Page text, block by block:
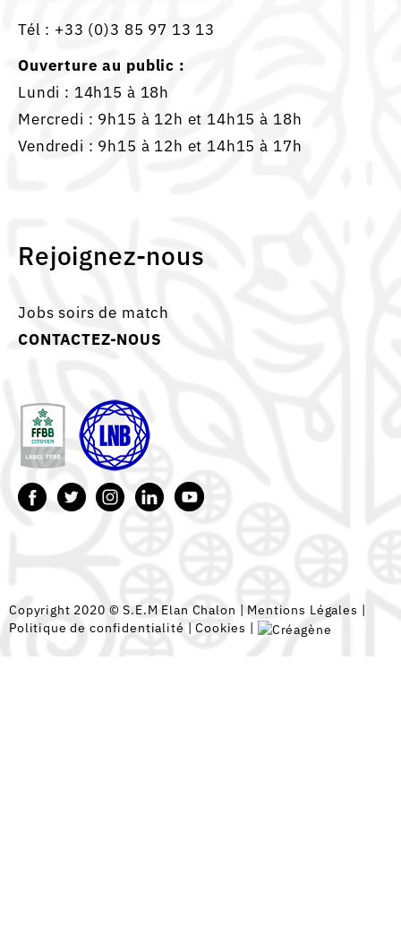
Tél : +33 (0)3 85 97 13 13
Ouverture au public :
Lundi : 14h15 à 18h
Mercredi : 9h15 à 12h et 14h15 à 18h
Vendredi : 9h15 à 12h et 14h15 à 17h
Rejoignez-nous
Jobs soirs de match
CONTACTEZ-NOUS
Copyright 2020 © S.E.M Elan Chalon | Mentions Légales |
Politique de confidentialité |Cookies |